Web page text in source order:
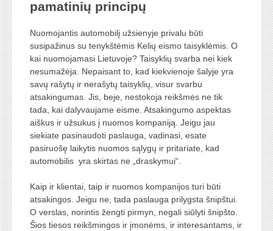
pamatinių principų
Nuomojantis automobilį užsienyje privalu būti
susipažinus su tenykštėmis Kelių eismo taisyklėmis. O
kai nuomojamasi Lietuvoje? Taisyklių svarba nei kiek
nesumažėja. Nepaisant to, kad kiekvienoje šalyje yra
savų rašytų ir nerašytų taisyklių, visur svarbu
atsakingumas. Jis, beje, nestokoja reikšmės ne tik
tada, kai dalyvaujame eisme. Atsakingumo aspektas
aiškus ir užsukus į nuomos kompaniją. Jeigu jau
siekiate pasinaudoti paslauga, vadinasi, esate
pasiruošę laikytis nuomos sąlygų ir pritariate, kad
automobilis yra skirtas ne „draskymui“.
Kaip ir klientai, taip ir nuomos kompanijos turi būti
atsakingos. Jeigu ne, tada paslauga prilygsta šnipštui.
O verslas, norintis žengti pirmyn, negali siūlyti šnipšto.
Šios tiesos reikšmingos ir įmonėms, ir interesantams, ir